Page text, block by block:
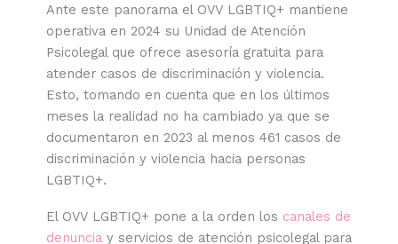
Ante este panorama el OVV LGBTIQ+ mantiene
operativa en 2024 su Unidad de Atención
Psicolegal que ofrece asesoría gratuita para
atender casos de discriminación y violencia.
Esto, tomando en cuenta que en los últimos
meses la realidad no ha cambiado ya que se
documentaron en 2023 al menos 461 casos de
discriminación y violencia hacia personas
LGBTIQ+.
El OVV LGBTIQ+ pone a la orden los canales de
denunciay servicios de atención psicolegal para